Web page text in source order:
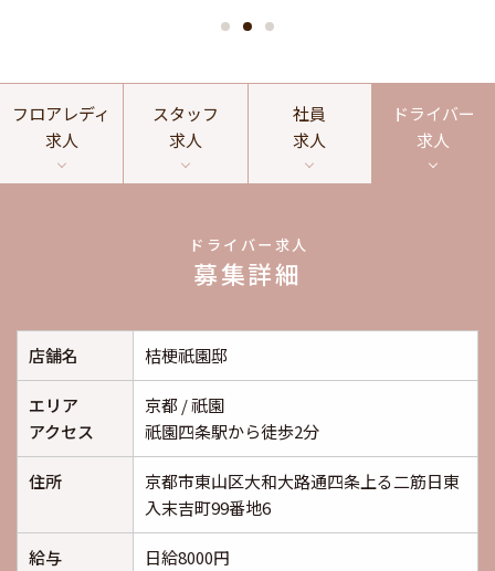
フロアレディ
求人
スタッフ
求人
社員
求人
ドライバー
求人
ドライバー求人
募集詳細
店舗名 桔梗祇園邸
エリア
アクセス
京都 / 祇園
祇園四条駅から徒歩2分
住所
京都市東山区大和大路通四条上る二筋日東
入末吉町99番地6
給与
日給8000円